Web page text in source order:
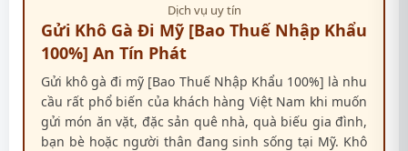
Dịch vụ uy tín
Gửi Khô Gà Đi Mỹ [Bao Thuế Nhập Khẩu
100%] An Tín Phát
Gửi khô gà đi mỹ [Bao Thuế Nhập Khẩu 100%] là nhu
cầu rất phổ biến của khách hàng Việt Nam khi muốn
gửi món ăn vặt, đặc sản quê nhà, quà biếu gia đình,
bạn bè hoặc người thân đang sinh sống tại Mỹ. Khô